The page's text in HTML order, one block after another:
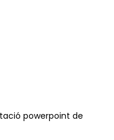
powerpoint de